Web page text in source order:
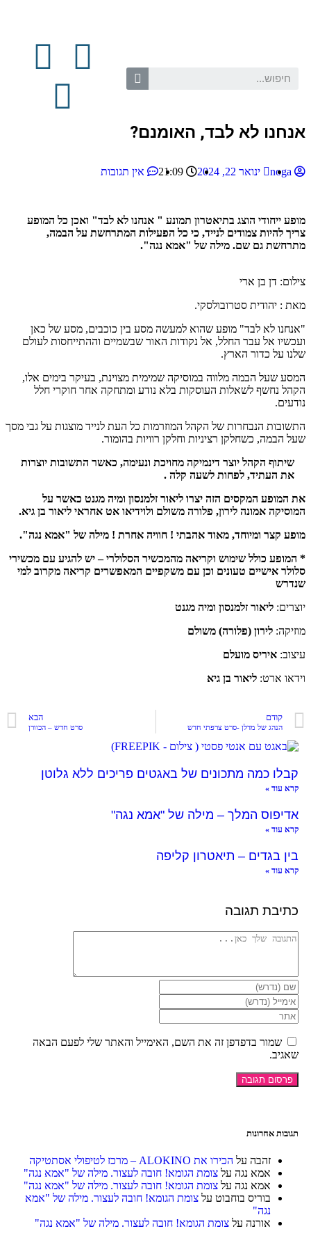
אנחנו לא לבד, האומנם?
noga ינואר 22, 2024 21:09 אין תגובות
מופע ייחודי הוצג בתיאטרון תמונע " אנחנו לא לבד" ואכן כל המופע
צריך להיות צמודים לנייד, כי כל הפעילות המתרחשת על הבמה,
מתרחשת גם שם. מילה של "אמא נגה".
צילום: דן בן ארי
מאת : יהודית סטרובולסקי.
"אנחנו לא לבד" מופע שהוא למעשה מסע בין כוכבים, מסע של כאן
ועכשיו אל עבר החלל, אל נקודות האור שבשמיים וההתייחסות לעולם
שלנו על כדור הארץ.
המסע שעל הבמה מלווה במוסיקה שמימית מצוינת, בעיקר בימים אלו,
הקהל נחשף לשאלות העוסקות בלא נודע ומתחקה אחר חוקרי חלל
נודעים.
התשובות הנבחרות של הקהל המוזרמות כל העת לנייד מוצגות על גבי מסך
שעל הבמה, כשחלקן רציניות וחלקן רוויות בהומור.
שיתוף הקהל יוצר דינמיקה מחויכת ונעימה, כאשר התשובות יוצרות
את העתיד, לפחות לשעה קלה .
את המופע המקסים הזה יצרו ליאור זלמנסון ומיה מגנט כאשר על
המוסיקה אמונה לירון, פלורה משולם ולוידיאו אט אחראי ליאור בן גיא.
מופע קצר ומיוחד, מאוד אהבתי ! חוויה אחרת ! מילה של "אמא נגה".
* המופע כולל שימוש וקריאה מהמכשיר הסלולרי – יש להגיע עם מכשירי
סלולר אישיים טעונים וכן עם משקפיים המאפשרים קריאה מקרוב למי
שנדרש
יוצרים: ליאור זלמנסון ומיה מגנט
מוזיקה: לירון (פלורה) משולם
עיצוב: איריס מועלם
וידאו ארט: ליאור בן גיא
קודם
הנהג של מדלן -סרט צרפתי חדש
הבא
סרט חדש – הכוורן
קבלו כמה מתכונים של באגטים פריכים ללא גלוטן
קרא עוד »
אדיפוס המלך – מילה של "אמא נגה"
קרא עוד »
בין בגדים – תיאטרון קליפה
קרא עוד »
כתיבת תגובה
שמור בדפדפן זה את השם, האימייל והאתר שלי לפעם הבאה
שאגיב.
תגובות אחרונות
זהבה על הכירו את ALOKINO – מרכז לטיפולי אסתטיקה
אמא נגה על צומת הגומא! חובה לעצור. מילה של "אמא נגה"
אמא נגה על צומת הגומא! חובה לעצור. מילה של "אמא נגה"
בוריס בוחבוט על צומת הגומא! חובה לעצור. מילה של "אמא
נגה"
אורנה על צומת הגומא! חובה לעצור. מילה של "אמא נגה"